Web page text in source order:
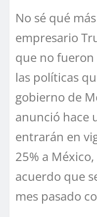
No sé qué
empresario
que no
las políticas
gobierno de
anunció hace
entrarán en
25% a
acuerdo que
mes pasado